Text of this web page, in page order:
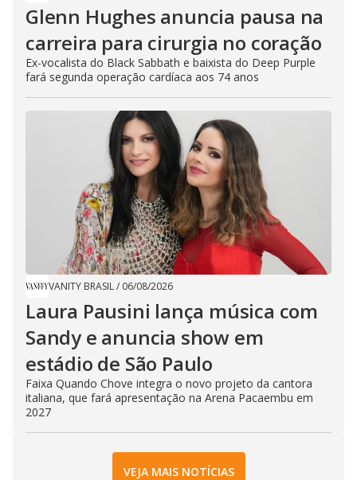
Glenn Hughes anuncia pausa na
carreira para cirurgia no coração
Ex-vocalista do Black Sabbath e baixista do Deep Purple
fará segunda operação cardíaca aos 74 anos
VANITY BRASIL/ 06/08/2026
Laura Pausini lança música com
Sandy e anuncia show em
estádio de São Paulo
Faixa Quando Chove integra o novo projeto da cantora
italiana, que fará apresentação na Arena Pacaembu em
2027
VEJA MAIS NOTÍCIAS